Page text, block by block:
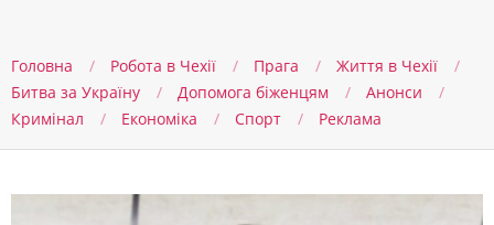
Головна Робота в Чехії Прага
Життя в Чеxії
Битва за Україну
Допомога біженцям
Анонси
Кримінал
Економіка Спорт Реклама